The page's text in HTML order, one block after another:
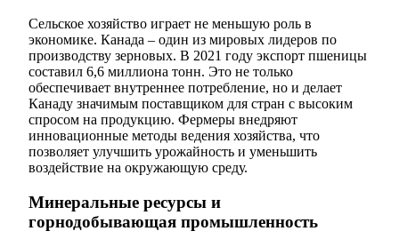
Сельское хозяйство играет не меньшую роль в
экономике. Канада – один из мировых лидеров по
производству зерновых. В 2021 году экспорт пшеницы
составил 6,6 миллиона тонн. Это не только
обеспечивает внутреннее потребление, но и делает
Канаду значимым поставщиком для стран с высоким
спросом на продукцию. Фермеры внедряют
инновационные методы ведения хозяйства, что
позволяет улучшить урожайность и уменьшить
воздействие на окружающую среду.
Минеральные ресурсы и
горнодобывающая промышленность